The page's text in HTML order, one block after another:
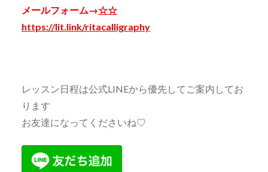
メールフォーム→☆☆
https://lit.link/ritacalligraphy
レッスン日程は公式LINEから優先してご案内してお
ります
お友達になってくださいね♡